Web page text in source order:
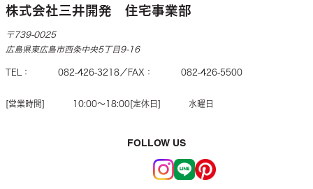
株式会社三井開発 住宅事業部
〒739-0025
広島県東広島市西条中央5丁目9-16
TEL 082-426-3218 FAX 082-426-5500
営業時間 10:00〜18:00 定休日 水曜日
FOLLOW US